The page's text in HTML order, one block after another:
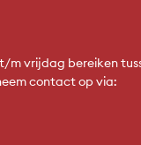
m vrijdag bereiken
contact op via: